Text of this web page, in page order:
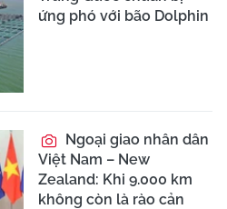
ứng phó với bão Dolphin
Ngoại giao nhân dân
Việt Nam – New
Zealand: Khi 9.000 km
không còn là rào cản